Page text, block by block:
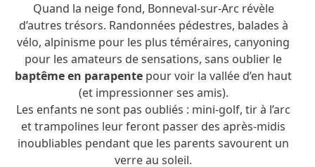
Quand la neige fond, Bonneval-sur-Arc révèle
d’autres trésors. Randonnées pédestres, balades à
vélo, alpinisme pour les plus téméraires, canyoning
pour les amateurs de sensations, sans oublier le
baptême en parapente pour voir la vallée d’en haut
(et impressionner ses amis).
Les enfants ne sont pas oubliés : mini-golf, tir à l’arc
et trampolines leur feront passer des après-midis
inoubliables pendant que les parents savourent un
verre au soleil.